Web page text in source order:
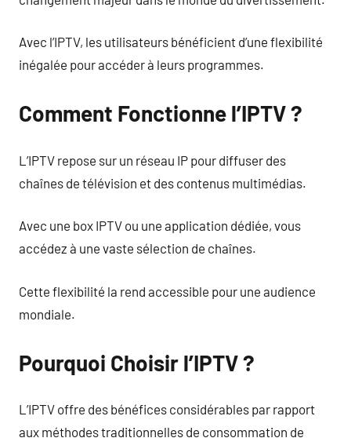
Avec l’IPTV, les utilisateurs bénéficient d’une flexibilité
inégalée pour accéder à leurs programmes.
Comment Fonctionne l’IPTV ?
L’IPTV repose sur un réseau IP pour diffuser des
chaînes de télévision et des contenus multimédias.
Avec une box IPTV ou une application dédiée, vous
accédez à une vaste sélection de chaînes.
Cette flexibilité la rend accessible pour une audience
mondiale.
Pourquoi Choisir l’IPTV ?
L’IPTV offre des bénéfices considérables par rapport
aux méthodes traditionnelles de consommation de